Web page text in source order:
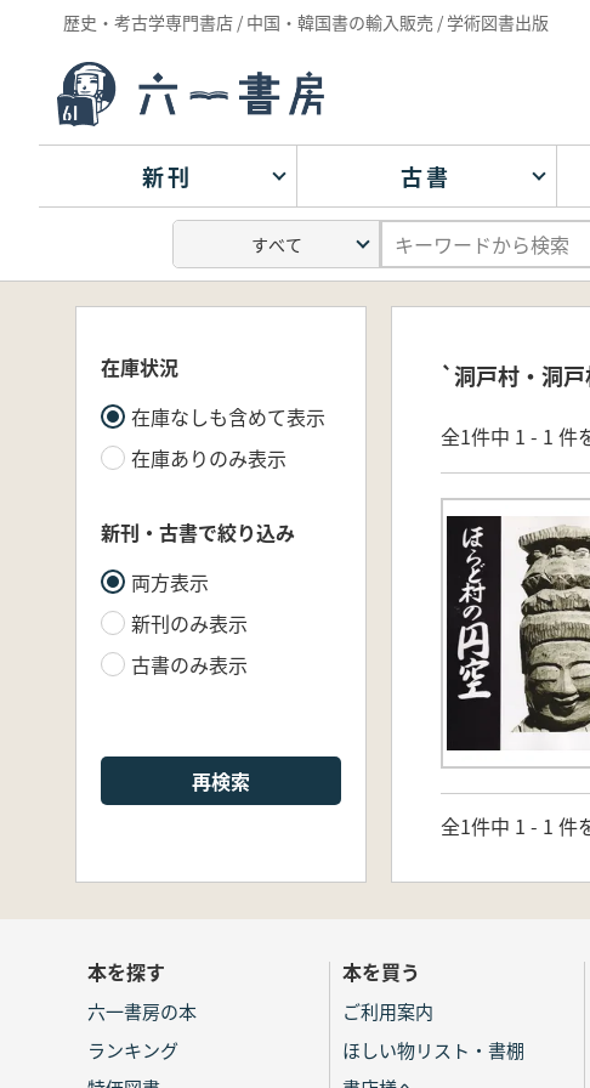
歴史・考古学専門書店 / 中国・韓国書の輸入販売 / 学術図書出版
新刊 古書
在庫状況
在庫なしも含めて表示
在庫ありのみ表示
新刊・古書で絞り込み
両方表示
新刊のみ表示
古書のみ表示
再検索
`洞戸村・洞
全1件中 1 - 1 件
全1件中 1 - 1 件
本を探す
六一書房の本
ランキング
本を買う
ご利用案内
ほしい物リスト・書棚